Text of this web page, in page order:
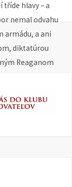
hlavy – a
nemal odvahu
armádu, a ani
diktatúrou
Reaganom